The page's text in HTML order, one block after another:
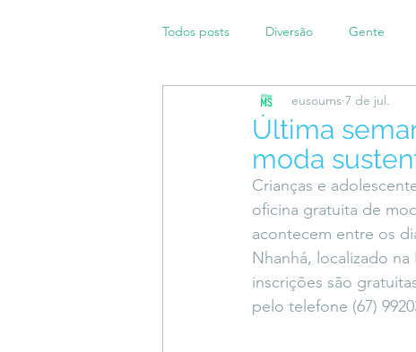
Todos posts Diversão Gente
Papo de Mãe #maratonei
Coluna do Vasques
Última
moda
eusoums 7 de jul.
Crianças e
oficina gratuita de
acontecem entre os
Nhanhá, localizado
inscrições são
pelo telefone (67)